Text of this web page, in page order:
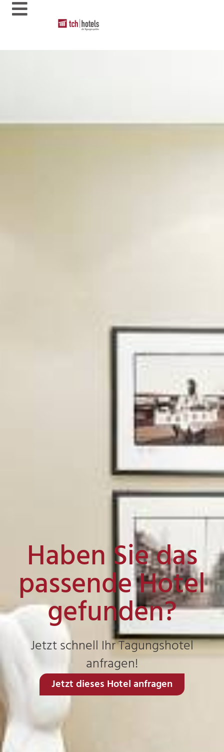
Haben Sie das
passende Hotel
gefunden?
Jetzt schnell Ihr Tagungshotel
anfragen!
Jetzt dieses Hotel anfragen